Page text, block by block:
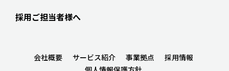
採用ご担当者様へ
会社概要 サービス紹介 事業拠点
採用情報